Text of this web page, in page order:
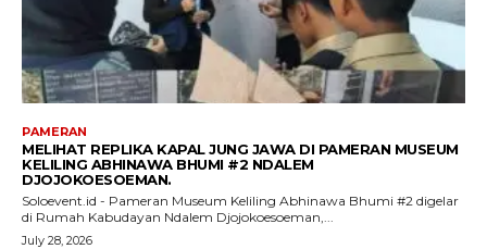
PAMERAN
MELIHAT REPLIKA KAPAL JUNG JAWA DI PAMERAN MUSEUM
KELILING ABHINAWA BHUMI #2 NDALEM
DJOJOKOESOEMAN.
Soloevent.id - Pameran Museum Keliling Abhinawa Bhumi #2 digelar
di Rumah Kabudayan Ndalem Djojokoesoeman,...
July 28, 2026